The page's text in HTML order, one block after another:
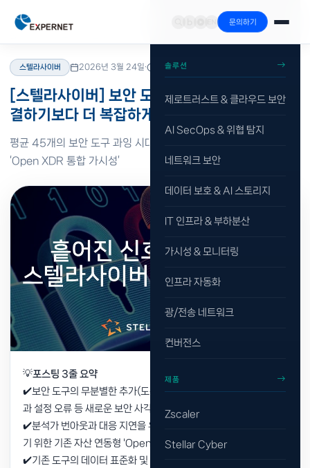
문의하기
솔루션
제로트러스트 & 클라우드 보안
AI SecOps & 위협 탐지
네트워크 보안
데이터 보호 & AI 스토리지
IT 인프라 & 부하분산
가시성 & 모니터링
인프라 자동화
광/전송 네트워크
컨버전스
제품
Zscaler
Stellar Cyber
스텔라사이버 2026년 3월 24일· 읽기 1분
[스텔라사이버] 보안 도구 45개, 왜 문제를 해
결하기보다 더 복잡하게 만들까?
평균 45개의 보안 도구 과잉 시대, 문제를 해결할 유일한 열쇠
‘Open XDR 통합 가시성’
💡포스팅 3줄 요약
✔️보안 도구의 무분별한 추가(도구 과잉)가 유기적 연결 없이 소음
과 설정 오류 등 새로운 보안 사각지대 형성
✔️분석가 번아웃과 대응 지연을 유발하는 파편화된 환경을 극복하
기 위한 기존 자산 연동형 'Open XDR' 중심의 전환
✔️기존 도구의 데이터 표준화 및 AI 상관 분석을 통한 탐지(MTTD)